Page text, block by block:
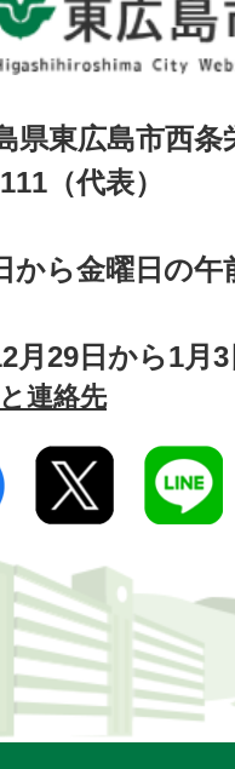
県東広島市西
（代表）
から金曜日の午
月29日から1月
連絡先